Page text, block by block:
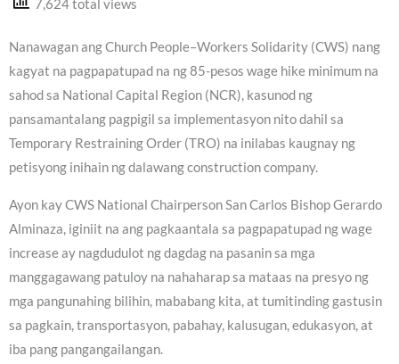
7,624 total views
Nanawagan ang Church People–Workers Solidarity (CWS) nang
kagyat na pagpapatupad na ng 85-pesos wage hike minimum na
sahod sa National Capital Region (NCR), kasunod ng
pansamantalang pagpigil sa implementasyon nito dahil sa
Temporary Restraining Order (TRO) na inilabas kaugnay ng
petisyong inihain ng dalawang construction company.
Ayon kay CWS National Chairperson San Carlos Bishop Gerardo
Alminaza, iginiit na ang pagkaantala sa pagpapatupad ng wage
increase ay nagdudulot ng dagdag na pasanin sa mga
manggagawang patuloy na nahaharap sa mataas na presyo ng
mga pangunahing bilihin, mababang kita, at tumitinding gastusin
sa pagkain, transportasyon, pabahay, kalusugan, edukasyon, at
iba pang pangangailangan.